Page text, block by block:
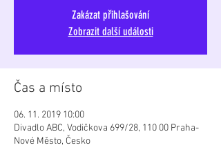
Zakázat přihlašování
Zobrazit další události
Čas a místo
06. 11. 2019 10:00
Divadlo ABC, Vodičkova 699/28, 110 00 Praha-
Nové Město, Česko